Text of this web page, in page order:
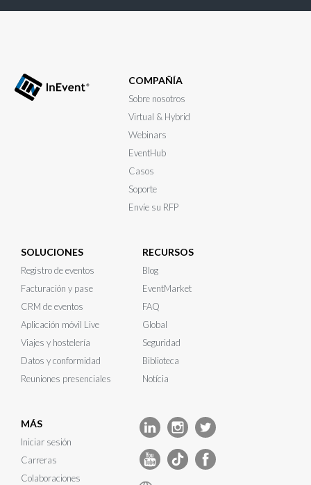
COMPAÑÍA
Sobre nosotros
Virtual & Hybrid
Webinars
EventHub
Casos
Soporte
Envíe su RFP
SOLUCIONES
Registro de eventos
Facturación y pase
CRM de eventos
Aplicación móvil Live
Viajes y hostelería
Datos y conformidad
Reuniones presenciales
RECURSOS
Blog
EventMarket
FAQ
Global
Seguridad
Biblioteca
Notícia
MÁS
Iniciar sesión
Carreras
Colaboraciones